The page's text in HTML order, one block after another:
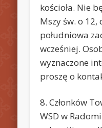
kościoła. Nie
Mszy św. o 12,
południowa
wcześniej.
wyznaczone
proszę o
8. Członków
WSD w